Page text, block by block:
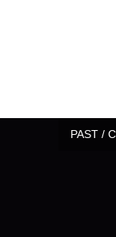
PAST /